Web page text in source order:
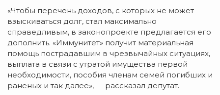
«Чтобы перечень доходов, с которых не может
взыскиваться долг, стал максимально
справедливым, в законопроекте предлагается его
дополнить. «Иммунитет» получит материальная
помощь пострадавшим в чрезвычайных ситуациях,
выплата в связи с утратой имущества первой
необходимости, пособия членам семей погибших и
раненых и так далее», — рассказал депутат.